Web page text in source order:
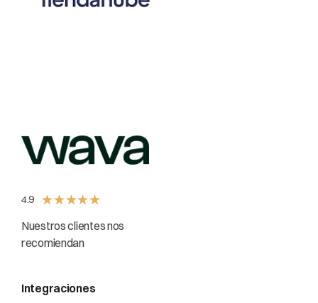
4.9 ★★★★★
Nuestros clientes nos
recomiendan
Integraciones